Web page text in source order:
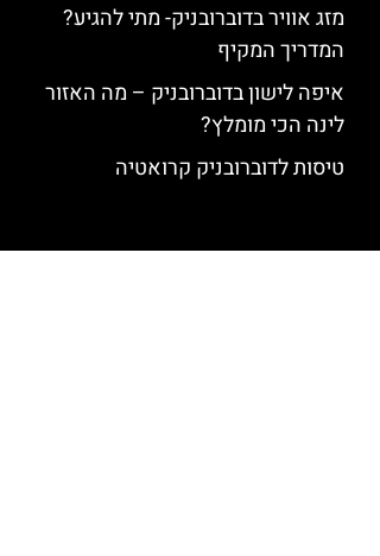
מזג אוויר בדוברובניק- מתי להגיע?
המדריך המקיף
איפה לישון בדוברובניק – מה האזור
לינה הכי מומלץ?
טיסות לדוברובניק קרואטיה